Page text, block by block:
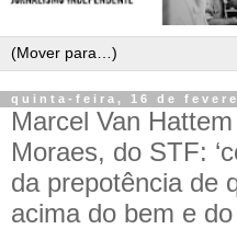
quinta-feira, 16 de
Marcel Van
Moraes, do STF:
da prepotência de
acima do bem e